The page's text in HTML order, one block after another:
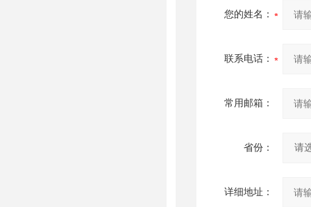
您的姓名：
联系电话：
常用邮箱：
省份：
详细地址：